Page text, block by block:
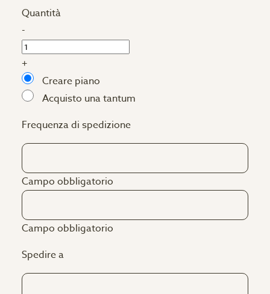
Quantità
-
+
Creare piano
Acquisto una tantum
Frequenza di spedizione
Campo obbligatorio
Campo obbligatorio
Spedire a